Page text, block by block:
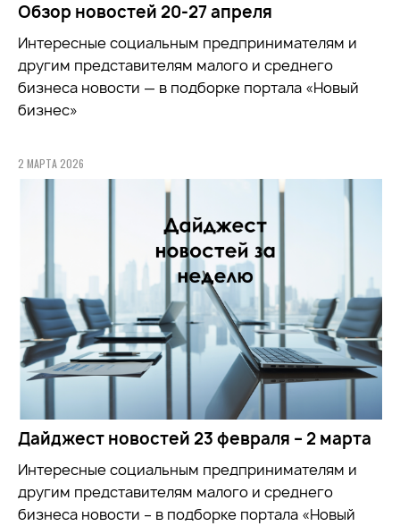
Обзор новостей 20-27 апреля
Интересные социальным предпринимателям и
другим представителям малого и среднего
бизнеса новости — в подборке портала «Новый
бизнес»
2 МАРТА 2026
Дайджест новостей 23 февраля – 2 марта
Интересные социальным предпринимателям и
другим представителям малого и среднего
бизнеса новости – в подборке портала «Новый